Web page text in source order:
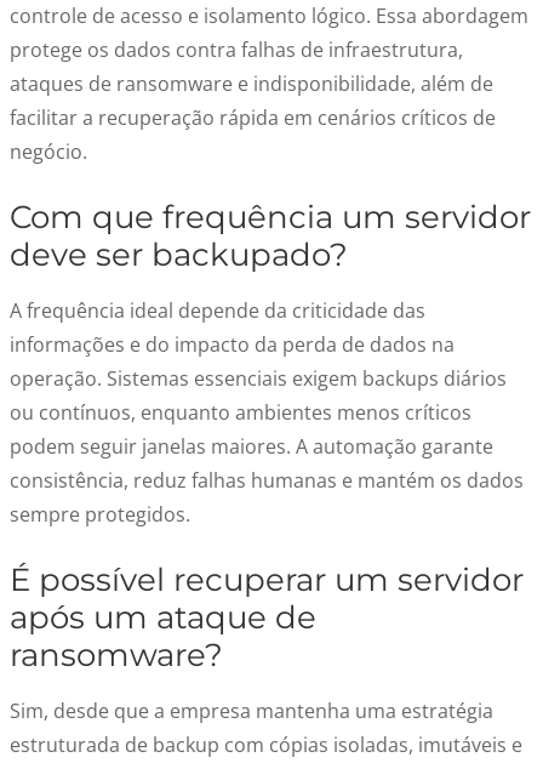
controle de acesso e isolamento lógico. Essa abordagem
protege os dados contra falhas de infraestrutura,
ataques de ransomware e indisponibilidade, além de
facilitar a recuperação rápida em cenários críticos de
negócio.
Com que frequência um servidor
deve ser backupado?
A frequência ideal depende da criticidade das
informações e do impacto da perda de dados na
operação. Sistemas essenciais exigem backups diários
ou contínuos, enquanto ambientes menos críticos
podem seguir janelas maiores. A automação garante
consistência, reduz falhas humanas e mantém os dados
sempre protegidos.
É possível recuperar um servidor
após um ataque de
ransomware?
Sim, desde que a empresa mantenha uma estratégia
estruturada de backup com cópias isoladas, imutáveis e